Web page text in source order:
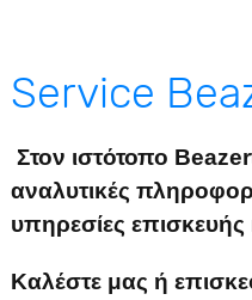
Service
Στον ιστότοπο
αναλυτικές
υπηρεσίες
Καλέστε μας ή